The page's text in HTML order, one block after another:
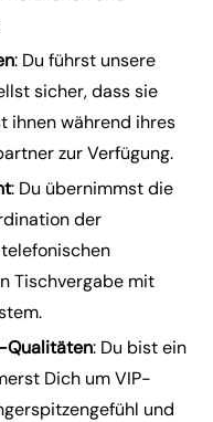
: Du führst unsere
sicher, dass sie
ihnen während ihres
zur Verfügung.
: Du übernimmst die
der
Tischvergabe mit
Qualitäten: Du bist ein
Dich um VIP-
und